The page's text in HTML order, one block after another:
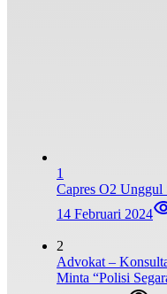
1
Capres O2 Unggul
14 Februari 2024
2
Advokat –
Minta “Polisi